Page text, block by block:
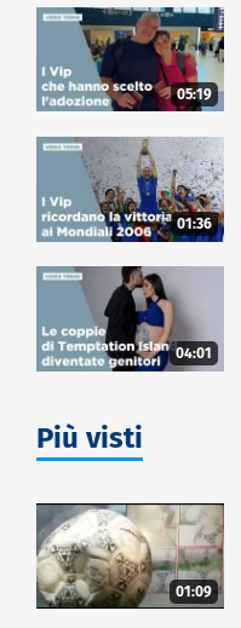
05:19
01:36
04:01
Più visti
01:09